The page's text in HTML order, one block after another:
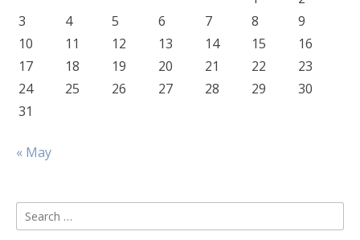
3
4 5 6 7 8
9
10
11 12 13 14 15
16
17
18 19 20 21 22
23
24
25 26 27 28 29
30
31
« May
Search
for: